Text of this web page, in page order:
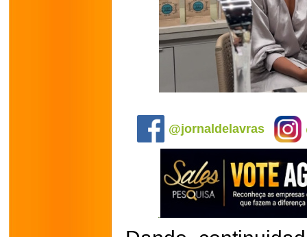
@jornaldelavras